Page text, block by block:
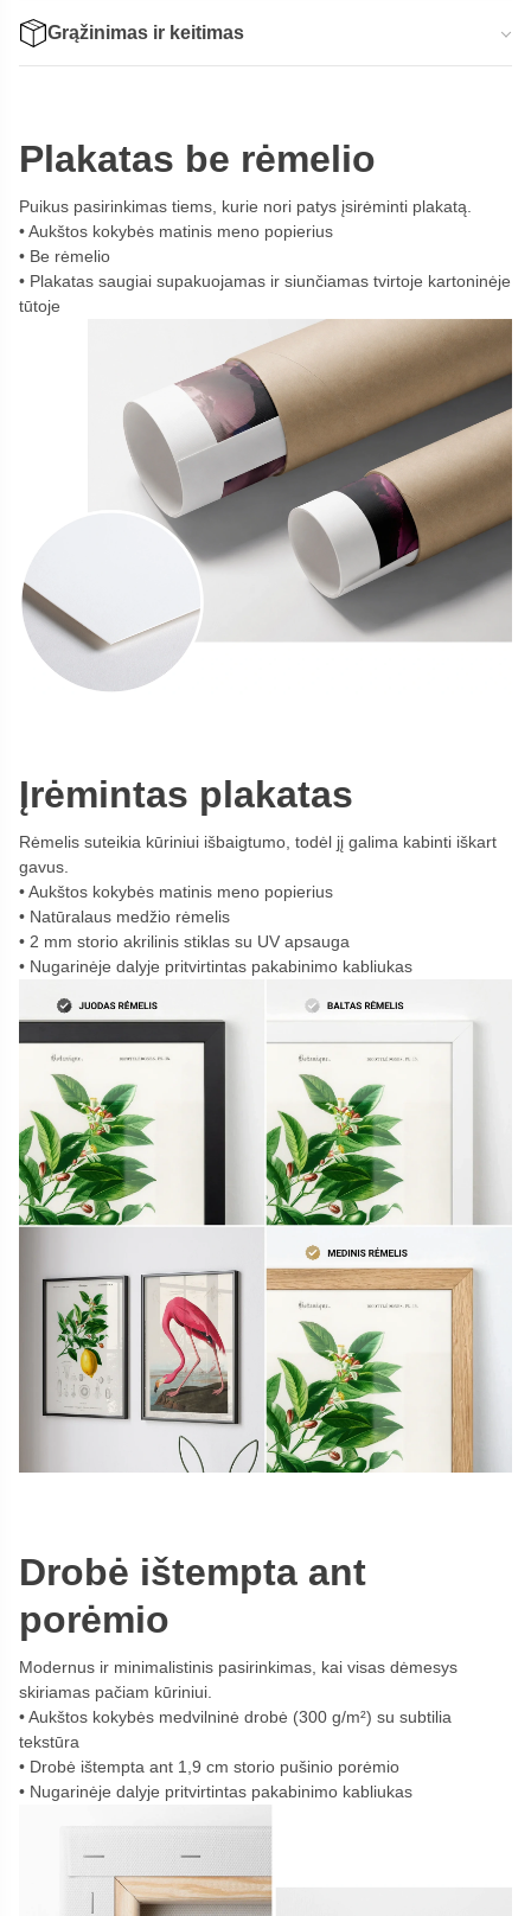
Grąžinimas ir keitimas
Plakatas be rėmelio
Puikus pasirinkimas tiems, kurie nori patys įsirėminti plakatą.
Aukštos kokybės matinis meno popierius
Be rėmelio
Plakatas saugiai supakuojamas ir siunčiamas tvirtoje kartoninėje
tūtoje
Įrėmintas plakatas
Rėmelis suteikia kūriniui išbaigtumo, todėl jį galima kabinti iškart
gavus.
Aukštos kokybės matinis meno popierius
Natūralaus medžio rėmelis
2 mm storio akrilinis stiklas su UV apsauga
Nugarinėje dalyje pritvirtintas pakabinimo kabliukas
Drobė ištempta ant
porėmio
Modernus ir minimalistinis pasirinkimas, kai visas dėmesys
skiriamas pačiam kūriniui.
Aukštos kokybės medvilninė drobė (300 g/m²) su subtilia
tekstūra
Drobė ištempta ant 1,9 cm storio pušinio porėmio
Nugarinėje dalyje pritvirtintas pakabinimo kabliukas